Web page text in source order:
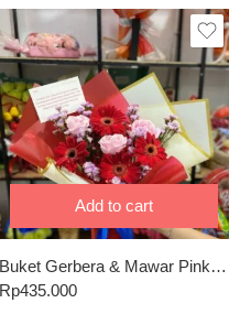
Add to cart
Buket Gerbera & Mawar Pink – Merah Ceria Penuh Arti
Rp435.000